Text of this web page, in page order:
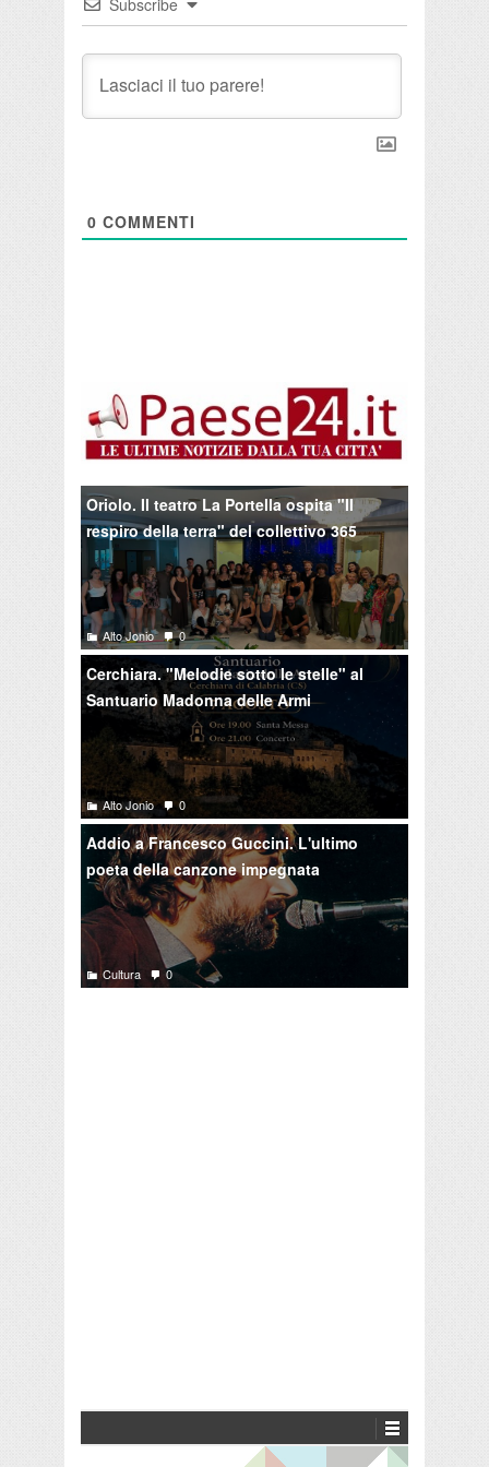
Subscribe
0 COMMENTI
Oriolo. Il teatro La Portella ospita "Il
respiro della terra" del collettivo 365
Alto Jonio 0
Cerchiara. "Melodie sotto le stelle" al
Santuario Madonna delle Armi
Alto Jonio 0
Addio a Francesco Guccini. L'ultimo
poeta della canzone impegnata
Cultura 0